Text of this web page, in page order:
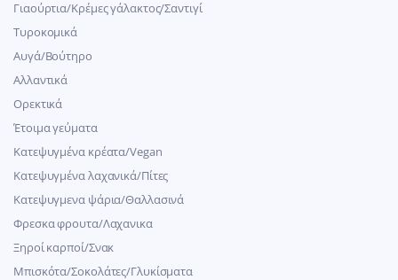
Γιαούρτια/Κρέμες γάλακτος/Σαντιγί
Τυροκομικά
Αυγά/Βούτηρο
Αλλαντικά
Ορεκτικά
Έτοιμα γεύματα
Κατεψυγμένα κρέατα/Vegan
Kατεψυγμένα λαχανικά/Πίτες
Κατεψυγμενα ψάρια/Θαλλασινά
Φρεσκα φρουτα/Λαχανικα
Ξηροί καρποί/Σνακ
Μπισκότα/Σοκολάτες/Γλυκίσματα